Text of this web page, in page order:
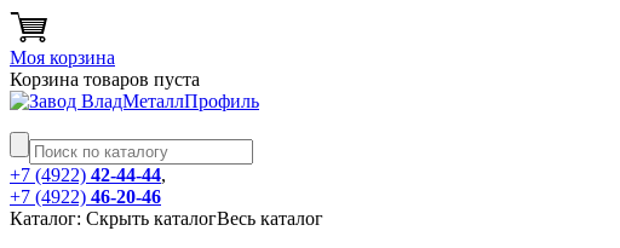
Моя корзина
Корзина товаров пуста
+7 (4922) 42-44-44,
+7 (4922) 46-20-46
Каталог: Cкрыть каталогВесь каталог